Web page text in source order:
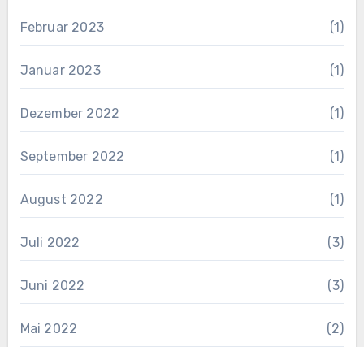
Februar 2023 (1)
Januar 2023 (1)
Dezember 2022 (1)
September 2022 (1)
August 2022 (1)
Juli 2022 (3)
Juni 2022 (3)
Mai 2022 (2)